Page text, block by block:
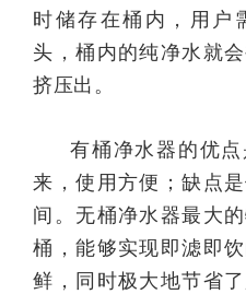
时储存在桶内，用户
头，桶内的纯净水就
挤压出。
有桶净水器的优
来，使用方便；缺点
间。无桶净水器最大
桶，能够实现即滤即
鲜，同时极大地节省